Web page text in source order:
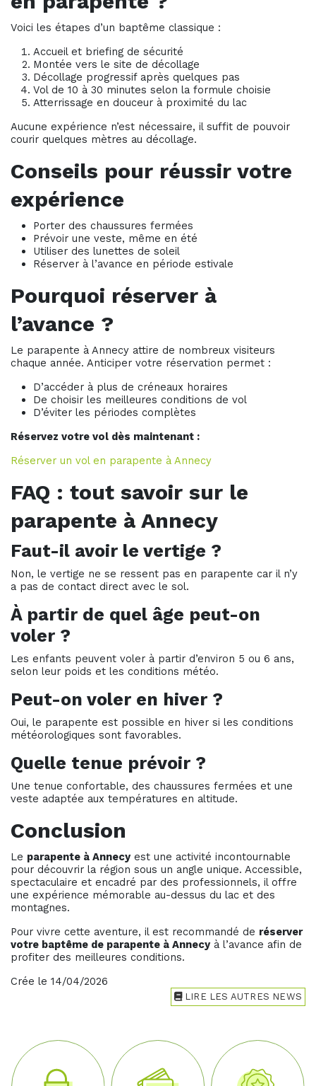
Voici les étapes d’un baptême classique :
Accueil et briefing de sécurité
Montée vers le site de décollage
Décollage progressif après quelques pas
Vol de 10 à 30 minutes selon la formule choisie
Atterrissage en douceur à proximité du lac
Aucune expérience n’est nécessaire, il suffit de pouvoir
courir quelques mètres au décollage.
Conseils pour réussir votre
expérience
Porter des chaussures fermées
Prévoir une veste, même en été
Utiliser des lunettes de soleil
Réserver à l’avance en période estivale
Pourquoi réserver à
l’avance ?
Le parapente à Annecy attire de nombreux visiteurs
chaque année. Anticiper votre réservation permet :
D’accéder à plus de créneaux horaires
De choisir les meilleures conditions de vol
D’éviter les périodes complètes
Réservez votre vol dès maintenant :
Réserver un vol en parapente à Annecy
FAQ : tout savoir sur le
parapente à Annecy
Faut-il avoir le vertige ?
Non, le vertige ne se ressent pas en parapente car il n’y
a pas de contact direct avec le sol.
À partir de quel âge peut-on
voler ?
Les enfants peuvent voler à partir d’environ 5 ou 6 ans,
selon leur poids et les conditions météo.
Peut-on voler en hiver ?
Oui, le parapente est possible en hiver si les conditions
météorologiques sont favorables.
Quelle tenue prévoir ?
Une tenue confortable, des chaussures fermées et une
veste adaptée aux températures en altitude.
Conclusion
Le parapente à Annecy est une activité incontournable
pour découvrir la région sous un angle unique. Accessible,
spectaculaire et encadré par des professionnels, il offre
une expérience mémorable au-dessus du lac et des
montagnes.
Pour vivre cette aventure, il est recommandé de réserver
votre baptême de parapente à Annecy à l’avance afin de
profiter des meilleures conditions.
Crée le 14/04/2026
LIRE LES AUTRES NEWS